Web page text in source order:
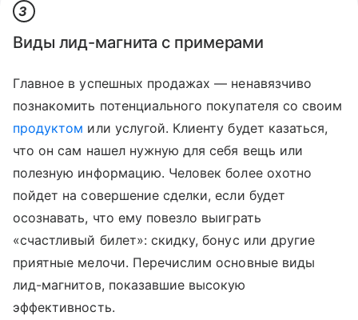
3
Виды лид-магнита с примерами
Главное в успешных продажах — ненавязчиво
познакомить потенциального покупателя со своим
продуктом или услугой. Клиенту будет казаться,
что он сам нашел нужную для себя вещь или
полезную информацию. Человек более охотно
пойдет на совершение сделки, если будет
осознавать, что ему повезло выиграть
«счастливый билет»: скидку, бонус или другие
приятные мелочи. Перечислим основные виды
лид-магнитов, показавшие высокую
эффективность.